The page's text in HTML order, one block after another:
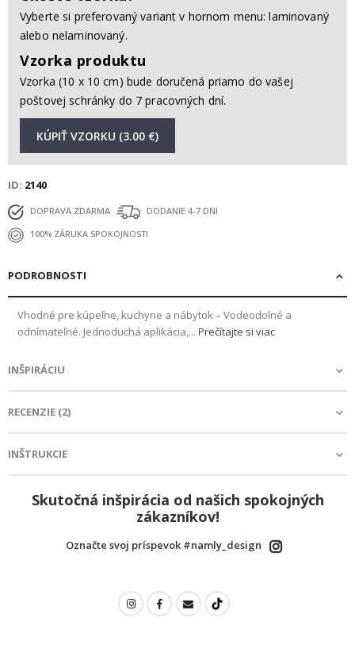
Vyberte si preferovaný variant v hornom menu: laminovaný
alebo nelaminovaný.
Vzorka produktu
Vzorka (10 x 10 cm) bude doručená priamo do vašej
poštovej schránky do 7 pracovných dní.
KÚPIŤ VZORKU (3.00 €)
ID 2140
DOPRAVA ZDARMA
DODANIE 4-7 DNI
100% ZÁRUKA SPOKOJNOSTI
PODROBNOSTI
Vhodné pre kúpeľne, kuchyne a nábytok – Vodeodolné a
odnímateľné. Jednoduchá aplikácia,... Prečítajte si viac
INŠPIRÁCIU
RECENZIE (2)
INŠTRUKCIE
Skutočná inšpirácia od našich spokojných
zákazníkov!
Označte svoj príspevok #namly_design